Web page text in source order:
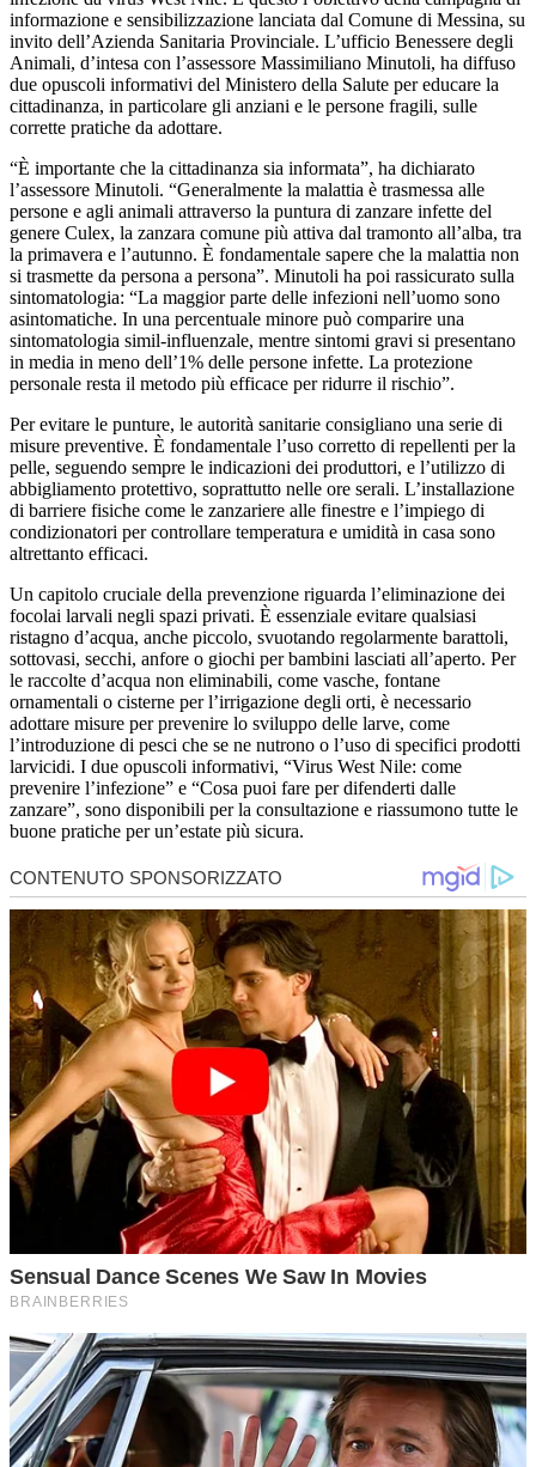
informazione e sensibilizzazione lanciata dal Comune di Messina, su
invito dell’Azienda Sanitaria Provinciale. L’ufficio Benessere degli
Animali, d’intesa con l’assessore Massimiliano Minutoli, ha diffuso
due opuscoli informativi del Ministero della Salute per educare la
cittadinanza, in particolare gli anziani e le persone fragili, sulle
corrette pratiche da adottare.
“È importante che la cittadinanza sia informata”, ha dichiarato
l’assessore Minutoli. “Generalmente la malattia è trasmessa alle
persone e agli animali attraverso la puntura di zanzare infette del
genere Culex, la zanzara comune più attiva dal tramonto all’alba, tra
la primavera e l’autunno. È fondamentale sapere che la malattia non
si trasmette da persona a persona”. Minutoli ha poi rassicurato sulla
sintomatologia: “La maggior parte delle infezioni nell’uomo sono
asintomatiche. In una percentuale minore può comparire una
sintomatologia simil-influenzale, mentre sintomi gravi si presentano
in media in meno dell’1% delle persone infette. La protezione
personale resta il metodo più efficace per ridurre il rischio”.
Per evitare le punture, le autorità sanitarie consigliano una serie di
misure preventive. È fondamentale l’uso corretto di repellenti per la
pelle, seguendo sempre le indicazioni dei produttori, e l’utilizzo di
abbigliamento protettivo, soprattutto nelle ore serali. L’installazione
di barriere fisiche come le zanzariere alle finestre e l’impiego di
condizionatori per controllare temperatura e umidità in casa sono
altrettanto efficaci.
Un capitolo cruciale della prevenzione riguarda l’eliminazione dei
focolai larvali negli spazi privati. È essenziale evitare qualsiasi
ristagno d’acqua, anche piccolo, svuotando regolarmente barattoli,
sottovasi, secchi, anfore o giochi per bambini lasciati all’aperto. Per
le raccolte d’acqua non eliminabili, come vasche, fontane
ornamentali o cisterne per l’irrigazione degli orti, è necessario
adottare misure per prevenire lo sviluppo delle larve, come
l’introduzione di pesci che se ne nutrono o l’uso di specifici prodotti
larvicidi. I due opuscoli informativi, “Virus West Nile: come
prevenire l’infezione” e “Cosa puoi fare per difenderti dalle
zanzare”, sono disponibili per la consultazione e riassumono tutte le
buone pratiche per un’estate più sicura.